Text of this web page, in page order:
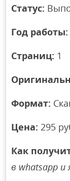
Статус:
Год работы:
Страниц: 1
Формат:
Цена: 295
Как
в whatsapp